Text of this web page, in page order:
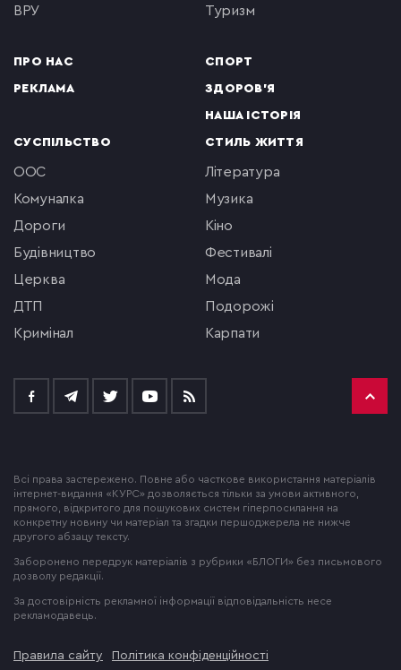
ВРУ
ПРО НАС
РЕКЛАМА
туризм
СПОРТ
ЗДОРОВ'Я
НАША ІСТОРІЯ
СУСПІЛЬСТВО
ООС
комуналка
Дороги
будівництво
церква
ДТП
кримінал
СТИЛЬ ЖИТТЯ
література
музика
кіно
фестивалі
мода
подорожі
Карпати
Всі права застережено. Повне або часткове використання матеріалів
інтернет-видання «КУРС» дозволяється тільки за умови активного,
прямого, відкритого для пошукових систем гіперпосилання на
конкретну новину чи матеріал та згадки першоджерела не нижче
другого абзацу тексту.
Заборонено передрук матеріалів з рубрики «БЛОГИ» без письмового
дозволу редакції.
За достовірність рекламної інформації відповідальність несе
рекламодавець.
Правила сайту Політика конфіденційності